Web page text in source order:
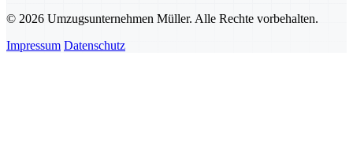
© 2026 Umzugsunternehmen Müller. Alle Rechte vorbehalten.
Impressum Datenschutz